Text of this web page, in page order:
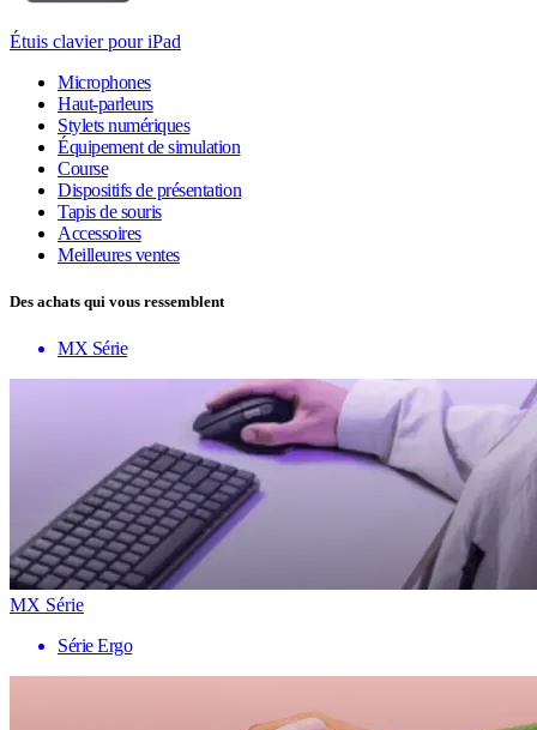
Étuis clavier pour iPad
Microphones
Haut-parleurs
Stylets numériques
Équipement de simulation
Course
Dispositifs de présentation
Tapis de souris
Accessoires
Meilleures ventes
Des achats qui vous ressemblent
MX Série
MX Série
Série Ergo